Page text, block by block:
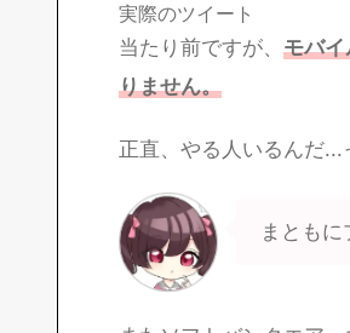
実際のツイート
当たり前ですが、 モバ
りません。
正直、やる人いるんだ...
まともに